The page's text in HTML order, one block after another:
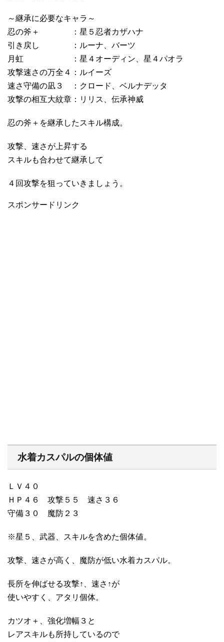
～継承に必要なキャラ～
忍の斧＋ ：星５忍者カザハナ
引き戻し ：ルーナ、バーツ
月虹 ：星４オーディン、星４パオラ
攻撃速さの万全４：ルイーズ
速さ守備の凪３ ：クロード、ベルナデッタ
攻撃の相互大紋章：リリス、伝承神威
忍の斧＋を継承したスキル構成。
攻撃、速さが上昇する
スキルも合わせて継承して
４回攻撃を狙っていきましょう。
スポンサードリンク
水着カスパルの個体値
ＬＶ４０
ＨＰ４６ 攻撃５５ 速さ３６
守備３０ 魔防２３
※星５、武器、スキルを含めた個体値。
攻撃、速さが高く、魔防が低い水着カスパル。
長所を伸ばせる攻撃↑、速さ↑が
使いやすく、アタリ個体。
カツオ＋、強化増幅３と
レアスキルも所持しているので